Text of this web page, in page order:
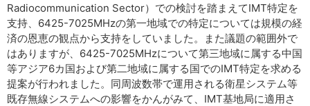
Radiocommunication Sector）での検討を踏まえてIMT特定を
支持、6425-7025MHzの第一地域での特定については規模の経
済の恩恵の観点から支持をしていました。また議題の範囲外で
はありますが、6425-7025MHzについて第三地域に属する中国
等アジア6カ国および第二地域に属する国でのIMT特定を求める
提案が行われました。同周波数帯で運用される衛星システム等
既存無線システムへの影響をかんがみて、IMT基地局に適用さ